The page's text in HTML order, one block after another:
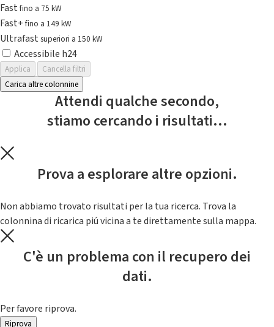
Fastfino a 75 kW
Fast+fino a 149 kW
Ultrafast superiori a 150 kW
Accessibile h24
Applica
Cancella filtri
Carica altre colonnine
Attendi qualche secondo,
stiamo cercando i risultati...
Prova a esplorare altre opzioni.
Non abbiamo trovato risultati per la tua ricerca. Trova la
colonnina di ricarica piú vicina a te direttamente sulla mappa.
C'è un problema con il recupero dei
dati.
Per favore riprova.
Riprova